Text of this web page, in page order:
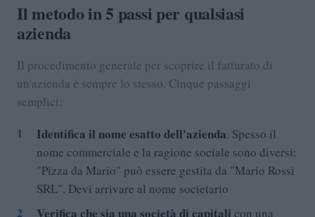
Il metodo in 5 passi per qualsiasi
azienda
Il procedimento generale per scoprire il fatturato di
un'azienda è sempre lo stesso. Cinque passaggi
semplici:
Identifica il nome esatto dell'azienda. Spesso il
nome commerciale e la ragione sociale sono diversi:
"Pizza da Mario" può essere gestita da "Mario Rossi
SRL". Devi arrivare al nome societario
Verifica che sia una società di capitali con una